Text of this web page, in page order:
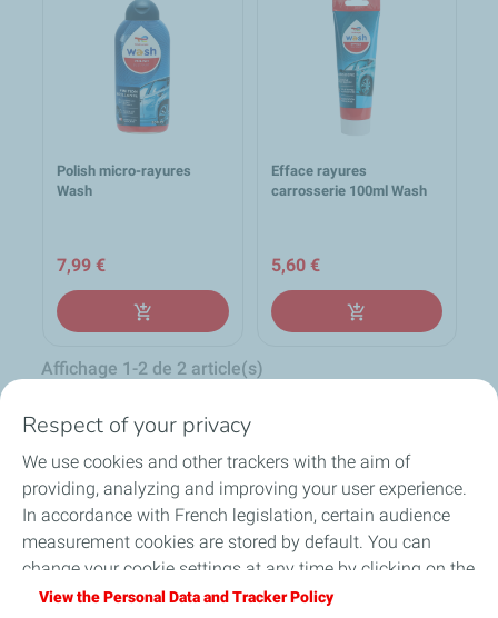
Polish micro-rayures
Wash
7,99 €
add_shopping_cart
Efface rayures
carrosserie 100ml Wash
5,60 €
add_shopping_cart
Affichage 1-2 de 2 article(s)
local_shipping
Expédition sous 24h en
France Métropolitaine
group
Un équipe d'experts à
votre écoute
lock
Paiement sécurisé et
confidentiel
loop
Respect of your privacy
We use cookies and other trackers with the aim of
providing, analyzing and improving your user experience.
In accordance with French legislation, certain audience
measurement cookies are stored by default. You can
change your cookie settings at any time by clicking on the
"Manage my cookies" button. By clicking on the "Accept"
View the Personal Data and Tracker Policy